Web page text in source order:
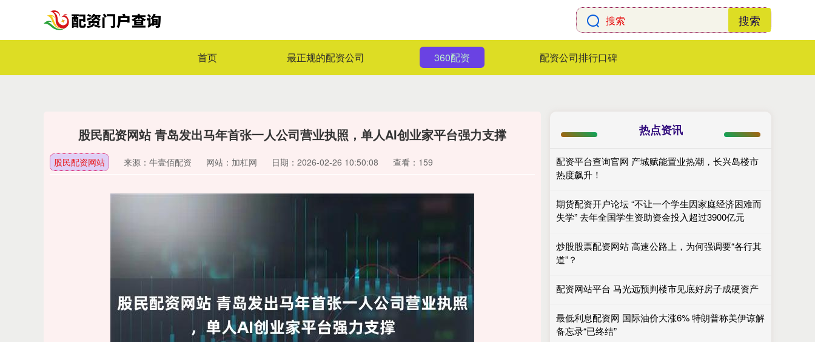
搜索
首页 最正规的配资公司 360配资 配资公司排行口碑
股民配资网站 青岛发出马年首张一人公司营业执照，单人AI创业家平台强力支撑
股民配资网站 来源：牛壹佰配资 网站：加杠网 日期：2026-02-26 10:50:08 查看：159
热点资讯
配资平台查询官网 产城赋能置业热潮，长兴岛楼市
热度飙升！
期货配资开户论坛 “不让一个学生因家庭经济困难而
失学” 去年全国学生资助资金投入超过3900亿元
炒股股票配资网站 高速公路上，为何强调要“各行其
道”？
配资网站平台 马光远预判楼市见底好房子成硬资产
最低利息配资网 国际油价大涨6% 特朗普称美伊谅解
备忘录“已终结”